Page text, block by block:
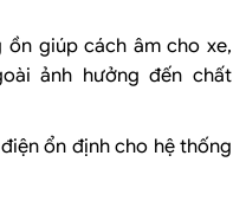
ồn giúp cách âm cho xe,
ảnh hưởng đến chất
ổn định cho hệ thống